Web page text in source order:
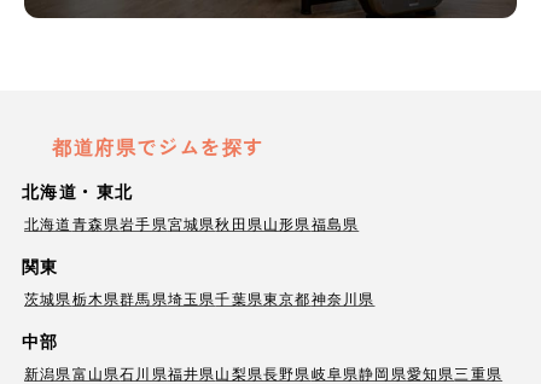
都道府県でジムを探す
北海道・東北
北海道青森県岩手県宮城県秋田県山形県福島県
関東
茨城県栃木県群馬県埼玉県千葉県東京都神奈川県
中部
新潟県富山県石川県福井県山梨県長野県岐阜県静岡県愛知県三重県